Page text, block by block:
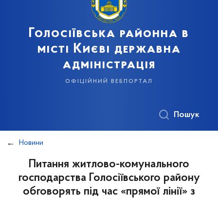
Голосіївська районна в
місті Києві державна
адміністрація
офіційний вебпортал
Пошук
Новини
Питання житлово-комунального
господарства Голосіївського району
обговорять під час «прямої лінії» з